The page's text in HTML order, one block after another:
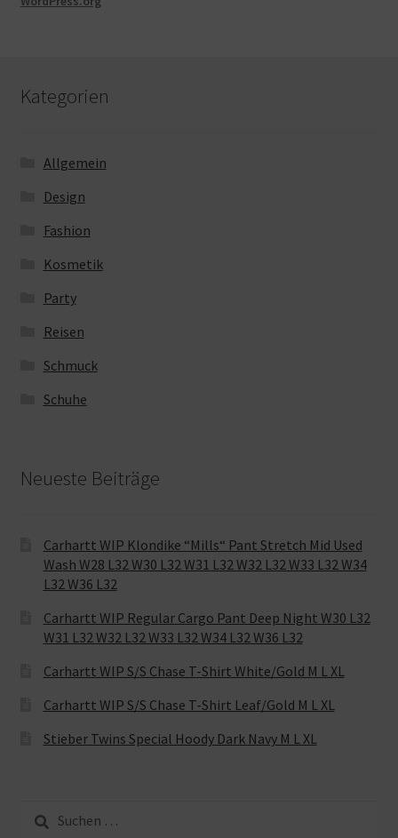
Kategorien
Allgemein
Design
Fashion
Kosmetik
Party
Reisen
Schmuck
Schuhe
Neueste Beiträge
Carhartt WIP Klondike “Mills“ Pant Stretch Mid Used
Wash W28 L32 W30 L32 W31 L32 W32 L32 W33 L32 W34
L32 W36 L32
Carhartt WIP Regular Cargo Pant Deep Night W30 L32
W31 L32 W32 L32 W33 L32 W34 L32 W36 L32
Carhartt WIP S/S Chase T-Shirt White/Gold M L XL
Carhartt WIP S/S Chase T-Shirt Leaf/Gold M L XL
Stieber Twins Special Hoody Dark Navy M L XL
Suche
nach: